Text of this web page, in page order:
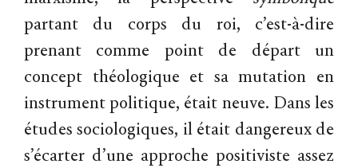
partant du corps du roi, c’est-à-dire
prenant comme point de départ un
concept théologique et sa mutation en
instrument politique, était neuve. Dans les
études sociologiques, il était dangereux de
s’écarter d’une approche positiviste assez